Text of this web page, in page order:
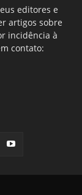
editores e
artigos sobre
incidência à
contato: